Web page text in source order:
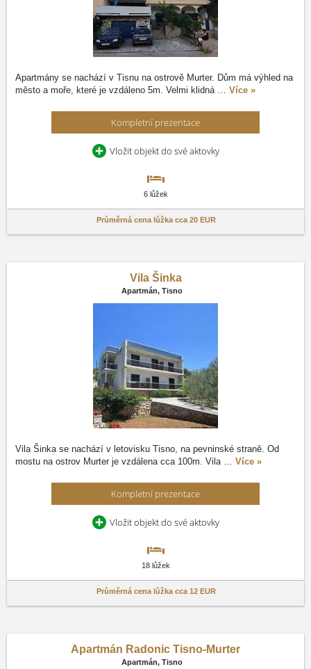
Apartmány se nachází v Tisnu na ostrově Murter. Dům má výhled na
město a moře, které je vzdáleno 5m. Velmi klidná … Více »
Kompletní prezentace
Vložit objekt do své aktovky
6 lůžek
Průměrná cena lůžka cca 20 EUR
Vila Šinka
Apartmán, Tisno
Vila Šinka se nachází v letovisku Tisno, na pevninské straně. Od
mostu na ostrov Murter je vzdálena cca 100m. Vila … Více »
Kompletní prezentace
Vložit objekt do své aktovky
18 lůžek
Průměrná cena lůžka cca 12 EUR
Apartmán Radonic Tisno-Murter
Apartmán, Tisno